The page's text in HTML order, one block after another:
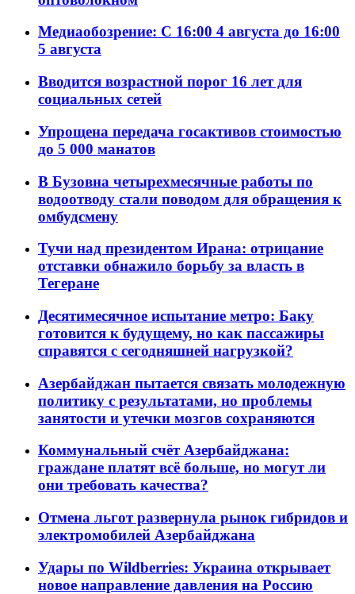
Медиаобозрение: С 16:00 4 августа до 16:00
5 августа
Вводится возрастной порог 16 лет для
социальных сетей
Упрощена передача госактивов стоимостью
до 5 000 манатов
В Бузовна четырехмесячные работы по
водоотводу стали поводом для обращения к
омбудсмену
Тучи над президентом Ирана: отрицание
отставки обнажило борьбу за власть в
Тегеране
Десятимесячное испытание метро: Баку
готовится к будущему, но как пассажиры
справятся с сегодняшней нагрузкой?
Азербайджан пытается связать молодежную
политику с результатами, но проблемы
занятости и утечки мозгов сохраняются
Коммунальный счёт Азербайджана:
граждане платят всё больше, но могут ли
они требовать качества?
Отмена льгот развернула рынок гибридов и
электромобилей Азербайджана
Удары по Wildberries: Украина открывает
новое направление давления на Россию